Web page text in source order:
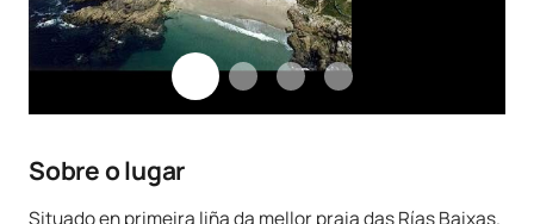
Sobre o lugar
Situado en primeira liña da mellor praia das Rías Baixas.